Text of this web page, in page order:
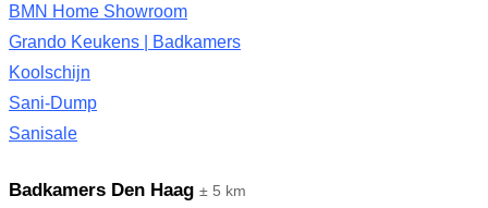
BMN Home Showroom
Grando Keukens | Badkamers
Koolschijn
Sani-Dump
Sanisale
Badkamers Den Haag ± 5 km